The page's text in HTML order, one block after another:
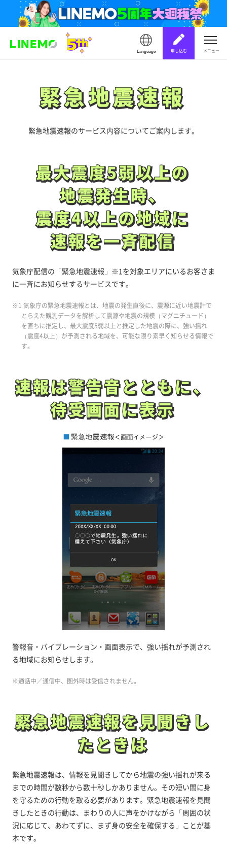
Language 申し込む メニュー
緊急地震速報
緊急地震速報
緊急地震速報のサービス内容についてご案内します。
最大震度5弱以上の
地震発生時、
震度4以上の地域に
速報を一斉配信
最大震度5弱以上の
地震発生時、
震度4以上の地域に
速報を一斉配信
気象庁配信の「緊急地震速報」※1を対象エリアにいるお客さま
に一斉にお知らせするサービスです。
※1 気象庁の緊急地震速報とは、地震の発生直後に、震源に近い地震計で
とらえた観測データを解析して震源や地震の規模（マグニチュード）
を直ちに推定し、最大震度5弱以上と推定した地震の際に、強い揺れ
（震度4以上）が予測される地域を、可能な限り素早く知らせる情報で
す。
速報は警告音とともに、
待受画面に表示
速報は警告音とともに、
待受画面に表示
警報音・バイブレーション・画面表示で、強い揺れが予測され
る地域にお知らせします。
※通話中／通信中、圏外時は受信されません。
緊急地震速報を見聞きし
たときは
緊急地震速報を見聞きし
たときは
緊急地震速報は、情報を見聞きしてから地震の強い揺れが来る
までの時間が数秒から数十秒しかありません。その短い間に身
を守るための行動を取る必要があります。緊急地震速報を見聞
きしたときの行動は、まわりの人に声をかけながら「周囲の状
況に応じて、あわてずに、まず身の安全を確保する」ことが基
本です。